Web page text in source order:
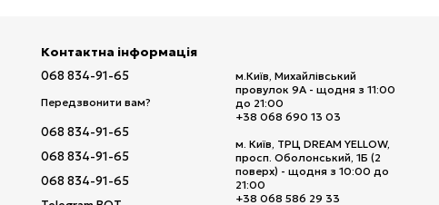
Контактна інформація
068 834-91-65
Передзвонити вам?
068 834-91-65
068 834-91-65
068 834-91-65
м.Київ, Михайлівський
провулок 9А - щодня з 11:00
до 21:00
+38 068 690 13 03
м. Київ, ТРЦ DREAM YELLOW,
просп. Оболонський, 1Б (2
поверх) - щодня з 10:00 до
21:00
+38 068 586 29 33